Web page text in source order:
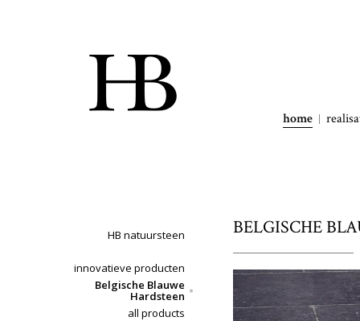
home
HB natuursteen
innovatieve producten
Belgische Blauwe
Hardsteen
all products
BELGISCHE